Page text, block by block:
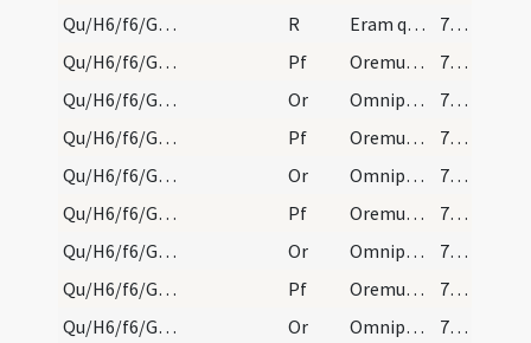
Qu/H6/f6/Good Friday/2
R Eram quasi agnus innocens
792 (189)
Qu/H6/f6/Good Friday/sollemn intercessions/1
Pf Oremus dilectissimi nobis
794
Qu/H6/f6/Good Friday/sollemn intercessions/2
Or Omnipotens sempiterne Deus qui gloriam tuam
794
Qu/H6/f6/Good Friday/sollemn intercessions/2
Pf Oremus et pro beatissimo papa nostro
794
Qu/H6/f6/Good Friday/sollemn intercessions/3
Or Omnipotens sempiterne Deus cuius aeterno iudicio universa
794
Qu/H6/f6/Good Friday/sollemn intercessions/3
Pf Oremus et pro omnibus episcopis
795 (192)
Qu/H6/f6/Good Friday/sollemn intercessions/4
Or Omnipotens sempiterne Deus cuius Spiritu totum corpus
795 (192)
Qu/H6/f6/Good Friday/sollemn intercessions/4
Pf Oremus et pro Christianissimo imperatore nostro
795 (192)
Qu/H6/f6/Good Friday/sollemn intercessions/4
Or Omnipotens sempiterne Deus in cuius manu ... Christianum benignus imperium ... dextera comprimantur.
795 (192)